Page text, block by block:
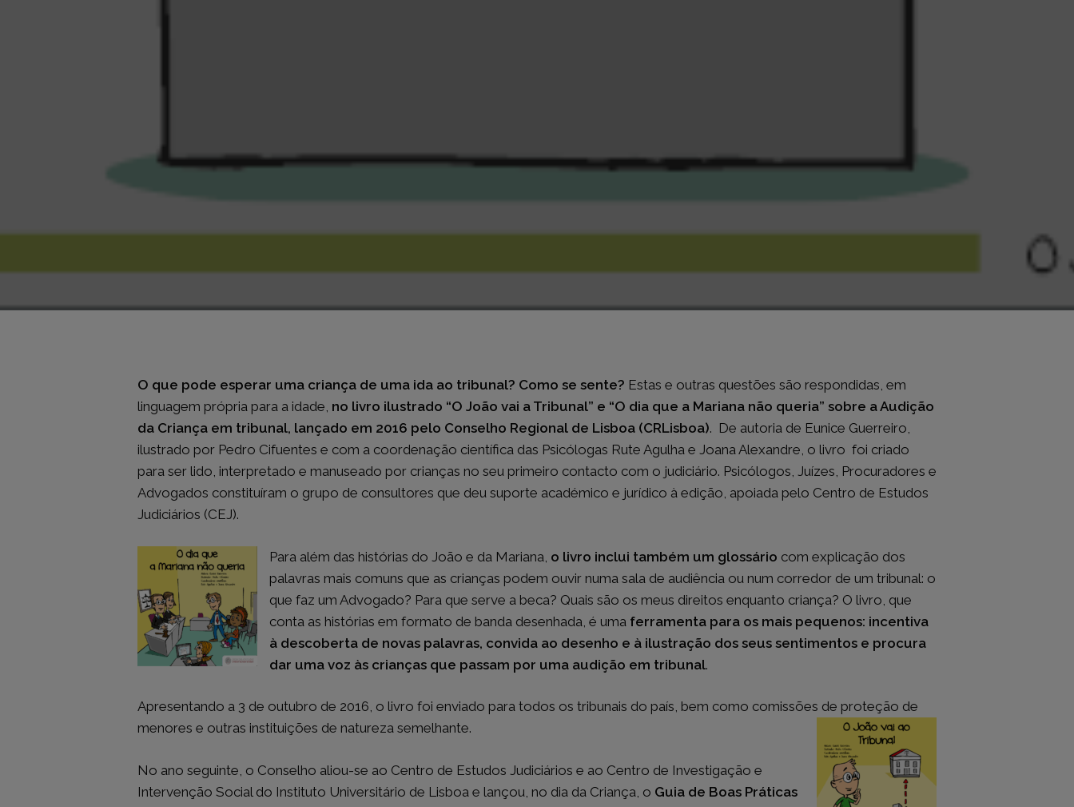
O que pode esperar uma criança de uma ida ao tribunal? Como se sente? Estas e outras questões são respondidas, em
linguagem própria para a idade, no livro ilustrado “O João vai a Tribunal” e “O dia que a Mariana não queria” sobre a Audição
da Criança em tribunal, lançado em 2016 pelo Conselho Regional de Lisboa (CRLisboa). De autoria de Eunice Guerreiro,
ilustrado por Pedro Cifuentes e com a coordenação científica das Psicólogas Rute Agulha e Joana Alexandre, o livro foi criado
para ser lido, interpretado e manuseado por crianças no seu primeiro contacto com o judiciário. Psicólogos, Juízes, Procuradores e
Advogados constituíram o grupo de consultores que deu suporte académico e jurídico à edição, apoiada pelo Centro de Estudos
Judiciários (CEJ).
Para além das histórias do João e da Mariana, o livro inclui também um glossário com explicação dos
palavras mais comuns que as crianças podem ouvir numa sala de audiência ou num corredor de um tribunal: o
que faz um Advogado? Para que serve a beca? Quais são os meus direitos enquanto criança? O livro, que
conta as histórias em formato de banda desenhada, é uma ferramenta para os mais pequenos: incentiva
à descoberta de novas palavras, convida ao desenho e à ilustração dos seus sentimentos e procura
dar uma voz às crianças que passam por uma audição em tribunal.
Apresentando a 3 de outubro de 2016, o livro foi enviado para todos os tribunais do país, bem como comissões de proteção de
menores e outras instituições de natureza semelhante.
No ano seguinte, o Conselho aliou-se ao Centro de Estudos Judiciários e ao Centro de Investigação e
Intervenção Social do Instituto Universitário de Lisboa e lançou, no dia da Criança, o Guia de Boas Práticas
Pod Informar
Uma Questão de Estatuto
Voltar ao site do CRLisboa
Política de Cookies
POD INFORMAR
Tema de Fundo
Em Debate
Doutrina
Opinião
Quem é Quem?
Figura do Mês
Academia do Advogado
Vídeos e E-Publicações
Mensagem do Presidente
Arquivo de Newsletters
LEGISLAÇÃO
Região Autónoma da Madeira
Região Autónoma dos Açores
Jornal Oficial da União Europeia
Informação Aduaneira e Fiscal
JURISPRUDÊNCIA
Justiça
Acórdãos do Supremo Tribunal
Administrativo
Acórdãos do Tribunal Constitucional
Acórdãos do Tribunal dos Conflitos
Acórdãos do Tribunal da Relação de
Lisboa
Acórdãos do Tribunal da Relação de
Coimbra
Acórdãos do Tribunal da Relação de
Guimarães
Acórdãos do Tribunal da Relação de
Évora
Acórdãos do Tribunal Central